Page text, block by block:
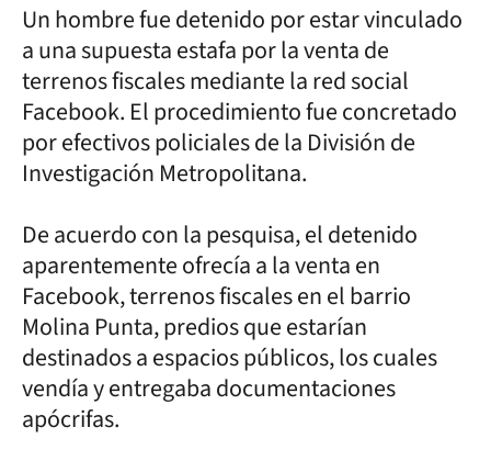
Un hombre fue detenido por estar vinculado
a una supuesta estafa por la venta de
terrenos fiscales mediante la red social
Facebook. El procedimiento fue concretado
por efectivos policiales de la División de
Investigación Metropolitana.
De acuerdo con la pesquisa, el detenido
aparentemente ofrecía a la venta en
Facebook, terrenos fiscales en el barrio
Molina Punta, predios que estarían
destinados a espacios públicos, los cuales
vendía y entregaba documentaciones
apócrifas.